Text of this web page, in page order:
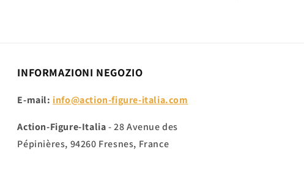
INFORMAZIONI NEGOZIO
E-mail: info@action-figure-italia.com
Action-Figure-Italia- 28 Avenue des
Pépinières, 94260 Fresnes, France